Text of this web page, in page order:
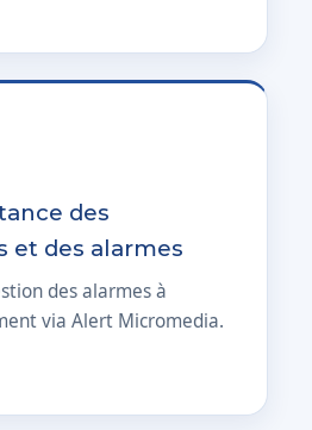
des
et des alarmes
des alarmes à
via Alert Micromedia.